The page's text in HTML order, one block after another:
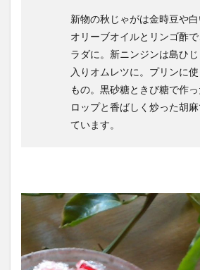
新物の秋じゃがは金時豆や
オリーブオイルとリンゴ酢
ラダに。新ニンジンは島ひ
入りオムレツに。プリンに
もの。黒砂糖ときび糖で作
ロップと香ばしく炒った胡
ています。